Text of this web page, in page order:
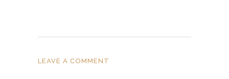
LEAVE A COMMENT